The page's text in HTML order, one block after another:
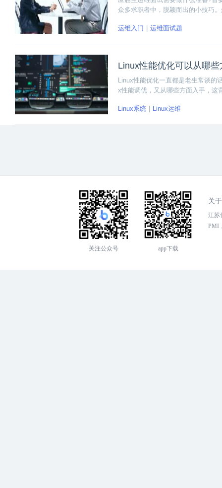
众多求职者中，脱颖而出的小技巧
运维入门
运维面试题
Linux性能优化可以从哪
Linux性能优化一直都是老生常谈的
x性能调优，又从哪些方面入手，这
化的具体方案。
Linux系统 Linux运维
关注公众号 app下载
关
江苏
PMI